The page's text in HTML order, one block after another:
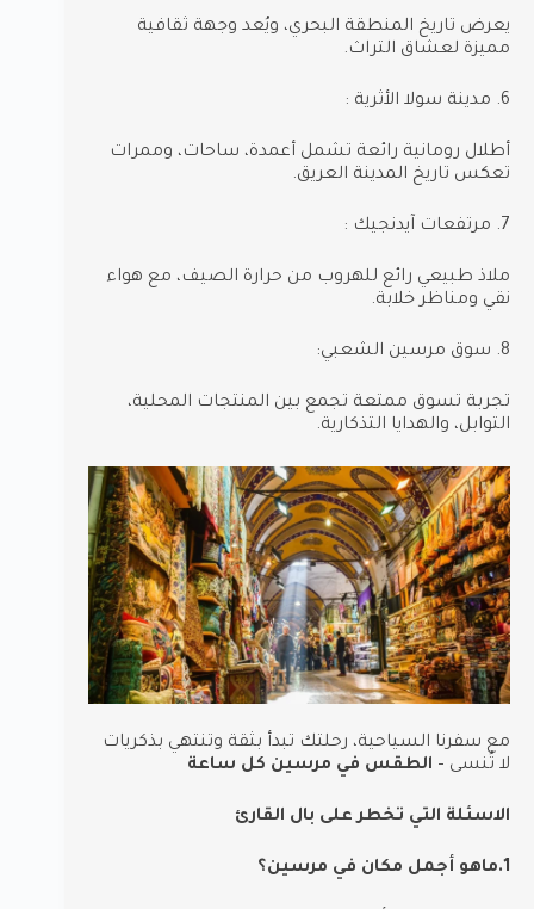
يعرض تاريخ المنطقة البحري، ويُعد وجهة ثقافية
مميزة لعشاق التراث.
6. مدينة سولا الأثرية :
أطلال رومانية رائعة تشمل أعمدة، ساحات، وممرات
تعكس تاريخ المدينة العريق.
7. مرتفعات آيدنجيك :
ملاذ طبيعي رائع للهروب من حرارة الصيف، مع هواء
نقي ومناظر خلابة.
8. سوق مرسين الشعبي:
تجربة تسوق ممتعة تجمع بين المنتجات المحلية،
التوابل، والهدايا التذكارية.
مع سفرنا السياحية، رحلتك تبدأ بثقة وتنتهي بذكريات
لا تُنسى – الطقس في مرسين كل ساعة
الاسئلة التي تخطر على بال القارئ
1.ماهو أجمل مكان في مرسين؟